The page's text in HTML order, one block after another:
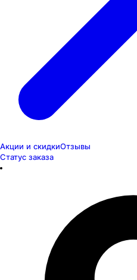
Акции и скидкиОтзывы
Статус заказа